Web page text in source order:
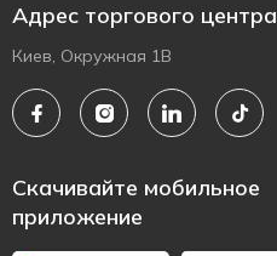
Адрес торгового центра
Киев, Окружная 1В
Скачивайте мобильное
приложение